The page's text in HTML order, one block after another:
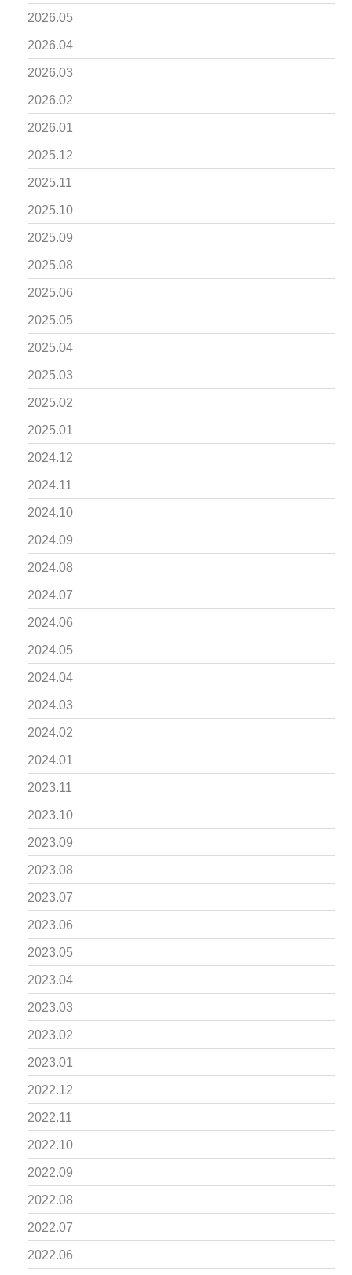
2026.05
2026.04
2026.03
2026.02
2026.01
2025.12
2025.11
2025.10
2025.09
2025.08
2025.06
2025.05
2025.04
2025.03
2025.02
2025.01
2024.12
2024.11
2024.10
2024.09
2024.08
2024.07
2024.06
2024.05
2024.04
2024.03
2024.02
2024.01
2023.11
2023.10
2023.09
2023.08
2023.07
2023.06
2023.05
2023.04
2023.03
2023.02
2023.01
2022.12
2022.11
2022.10
2022.09
2022.08
2022.07
2022.06